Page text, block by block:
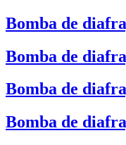
Bomba de
Bomba de
Bomba de
Bomba de